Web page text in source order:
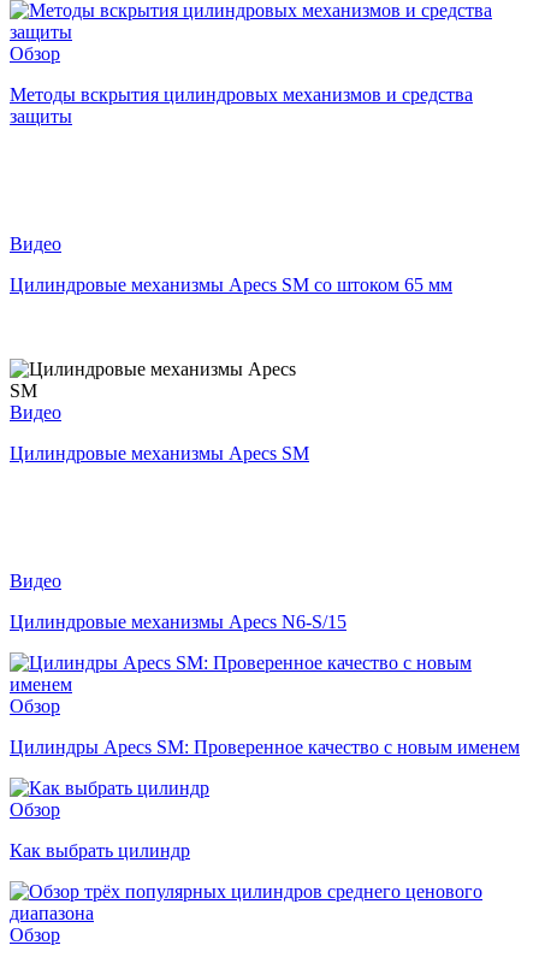
Обзор
Методы вскрытия цилиндровых механизмов и средства
защиты
Видео
Цилиндровые механизмы Apecs SM со штоком 65 мм
Видео
Цилиндровые механизмы Apecs SM
Видео
Цилиндровые механизмы Apecs N6-S/15
Обзор
Цилиндры Apecs SM: Проверенное качество с новым именем
Обзор
Как выбрать цилиндр
Обзор